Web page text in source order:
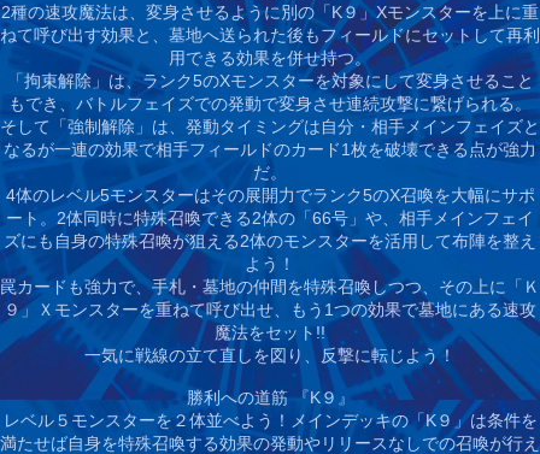
2種の速攻魔法は、変身させるように別の「K９」Xモンスターを上に重
ねて呼び出す効果と、墓地へ送られた後もフィールドにセットして再利
用できる効果を併せ持つ。
「拘束解除」は、ランク5のXモンスターを対象にして変身させること
もでき、バトルフェイズでの発動で変身させ連続攻撃に繋げられる。
そして「強制解除」は、発動タイミングは自分・相手メインフェイズと
なるが一連の効果で相手フィールドのカード1枚を破壊できる点が強力
だ。
4体のレベル5モンスターはその展開力でランク5のX召喚を大幅にサポ
ート。2体同時に特殊召喚できる2体の「66号」や、相手メインフェイ
ズにも自身の特殊召喚が狙える2体のモンスターを活用して布陣を整え
よう！
罠カードも強力で、手札・墓地の仲間を特殊召喚しつつ、その上に「Ｋ
９」Ｘモンスターを重ねて呼び出せ、もう1つの効果で墓地にある速攻
魔法をセット!!
一気に戦線の立て直しを図り、反撃に転じよう！
勝利への道筋 『K９』
レベル５モンスターを２体並べよう！
メインデッキの「K９」は条件を
満たせば自身を特殊召喚する効果の発動やリリースなしでの召喚が行え